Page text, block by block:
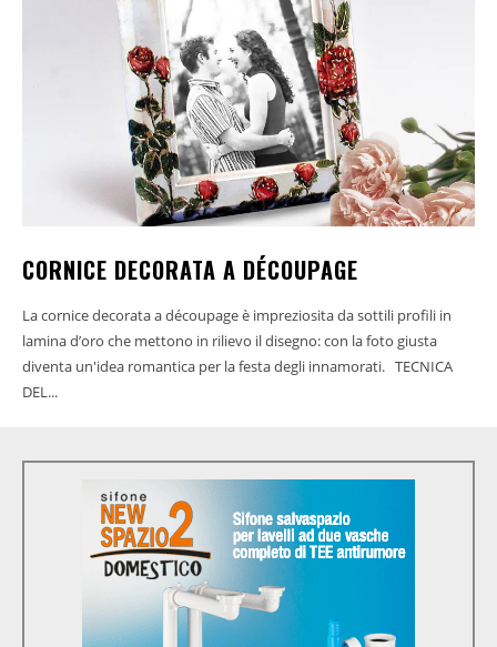
CORNICE DECORATA A DÉCOUPAGE
La cornice decorata a découpage è impreziosita da sottili profili in
lamina d’oro che mettono in rilievo il disegno: con la foto giusta
diventa un'idea romantica per la festa degli innamorati. TECNICA
DEL...